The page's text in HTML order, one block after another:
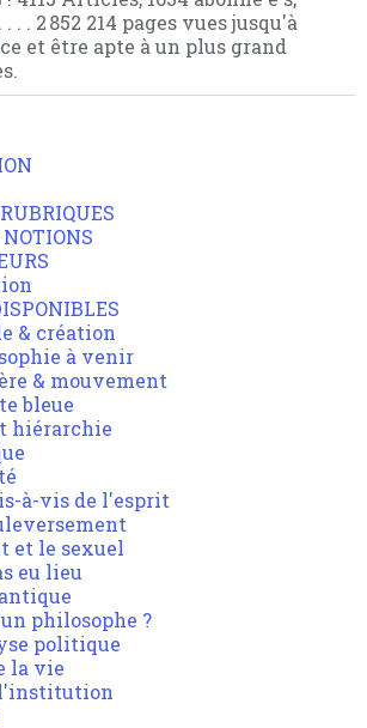
. . . 2 852 214 pages vues jusqu'à
et être apte à un plus grand
& création
à venir
& mouvement
bleue
hiérarchie
à-vis de l'esprit
et le sexuel
eu lieu
philosophe ?
politique
la vie
l'institution